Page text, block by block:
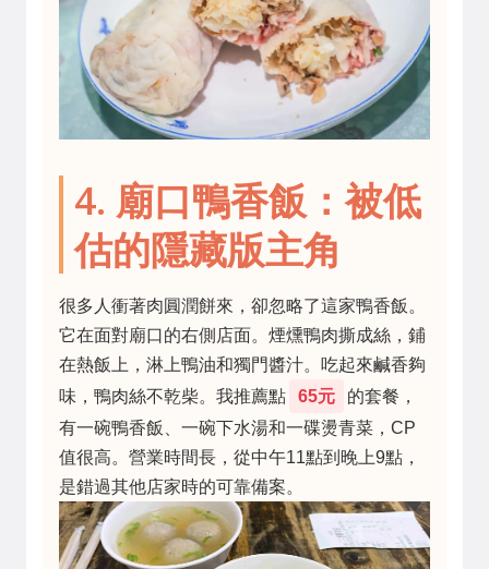
4. 廟口鴨香飯：被低
估的隱藏版主角
很多人衝著肉圓潤餅來，卻忽略了這家鴨香飯。
它在面對廟口的右側店面。煙燻鴨肉撕成絲，鋪
在熱飯上，淋上鴨油和獨門醬汁。吃起來鹹香夠
味，鴨肉絲不乾柴。我推薦點
65元
的套餐，
有一碗鴨香飯、一碗下水湯和一碟燙青菜，CP
值很高。營業時間長，從中午11點到晚上9點，
是錯過其他店家時的可靠備案。